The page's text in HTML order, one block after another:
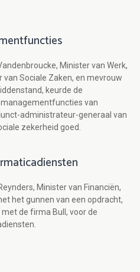
Minister van Werk,
Sociale Zaken, en mevrouw
keurde de
van
administrateur-generaal van
zekerheid goed.
Minister van Financiën,
het gunnen van een opdracht,
de firma Bull, voor de